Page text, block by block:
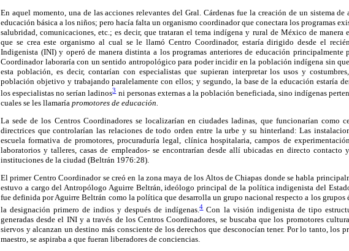
En aquel momento, una de las acciones relevantes del Gral. Cárdenas fue la creación de un sistema
educación básica a los niños; pero hacía falta un organismo coordinador que conectara los programas
salubridad, comunicaciones, etc.; es decir, que trataran el tema indígena y rural de México de manera
que se crea este organismo al cual se le llamó Centro Coordinador, estaría dirigido desde el
Indigenista (INI) y operó de manera distinta a los programas anteriores de educación principalmente
Coordinador laboraría con un sentido antropológico para poder incidir en la población indígena sin
esta población, es decir, contarían con especialistas que supieran interpretar los usos y
población objetivo y trabajando paralelamente con ellos; y segundo, la base de la educación estaría
los especialistas no serían ladinos3ni personas externas a la población beneficiada, sino indígenas
cuales se les llamaría promotores de educación.
La sede de los Centros Coordinadores se localizarían en ciudades ladinas, que funcionarían como
directrices que controlarían las relaciones de todo orden entre la urbe y su hinterland: Las
escuela formativa de promotores, procuraduría legal, clínica hospitalaria, campos de
laboratorios y talleres, casas de empleados- se encontrarían desde allí ubicadas en directo contacto
instituciones de la ciudad (Beltrán 1976:28).
El primer Centro Coordinador se creó en la zona maya de los Altos de Chiapas donde se habla
estuvo a cargo del Antropólogo Aguirre Beltrán, ideólogo principal de la política indigenista del
fue definida por Aguirre Beltrán como la política que desarrolla un grupo nacional respecto a los grupos
la designación primero de indios y después de indígenas.4Con la visión indigenista de tipo
generadas desde el INI y a través de los Centros Coordinadores, se buscaba que los promotores
siervos y alcanzan un destino más consciente de los derechos que desconocían tener. Por lo tanto, los
maestro, se aspiraba a que fueran liberadores de conciencias.